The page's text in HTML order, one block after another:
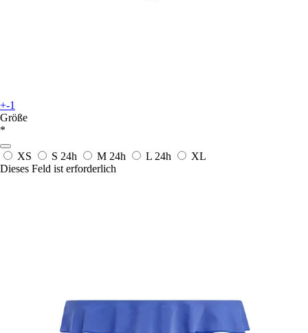
+-1
Größe
*
XS S 24h M 24h L 24h
XL
Dieses Feld ist erforderlich